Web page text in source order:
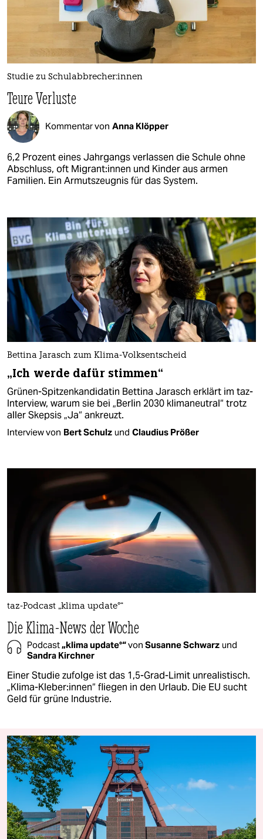
Studie zu Schul­ab­bre­che­r:in­nen
Teure Verluste
Kommentar von Anna Klöpper
6,2 Prozent eines Jahrgangs verlassen die Schule ohne
Abschluss, oft Mi­gran­t:in­nen und Kinder aus armen
Familien. Ein Armutszeugnis für das System.
Bettina Jarasch zum Klima-Volksentscheid
„Ich werde dafür stimmen“
Grünen-Spitzenkandidatin Bettina Jarasch erklärt im taz-
Interview, warum sie bei „Berlin 2030 klimaneutral“ trotz
aller Skepsis „Ja“ ankreuzt.
Interview von Bert Schulz und Claudius Prößer
taz-Podcast „klima update°“
Die Klima-News der Woche
Podcast„klima update°“von Susanne Schwarz und
Sandra Kirchner
Einer Studie zufolge ist das 1,5-Grad-Limit unrealistisch.
„Klima-Kleber:innen“ fliegen in den Urlaub. Die EU sucht
Geld für grüne Industrie.